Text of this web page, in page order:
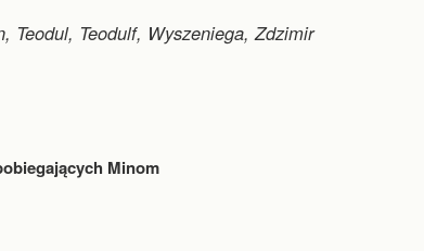
Teodul, Teodulf, Wyszeniega, Zdzimir
Minom